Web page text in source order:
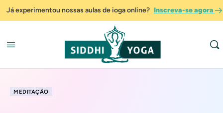
Já experimentou nossas aulas de ioga online? Inscreva-se agora
MEDITAÇÃO